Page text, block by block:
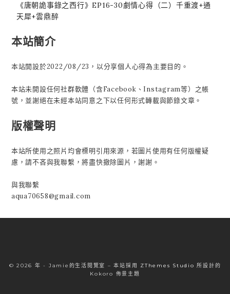
《唐朝詭事錄之西行》EP16-30劇情心得（二）千重渡+通
天犀+雲鼎醉
本站簡介
本站開設於2022/08/23，以分享個人心得為主要目的。
本站未開設任何社群軟體（含Facebook、Instagram等）之帳
號，並謝絕在未經本站同意之下以任何形式轉載與節錄文章。
版權聲明
本站所使用之照片均會標明引用來源，若圖片使用有任何版權疑
慮，請不吝與我聯繫，將盡快撤除圖片，謝謝。
與我聯繫
aqua70658@gmail.com
© 2026 年 - Jamie的生活閱覽室 –本站採用 ZThemes Studio 所設計的
Kokoro 佈景主題